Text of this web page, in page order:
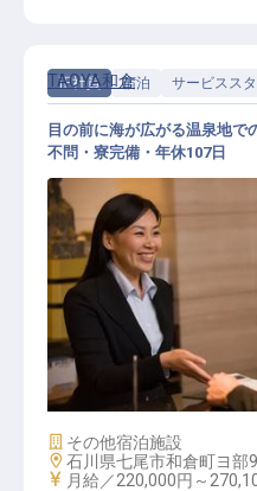
正社員 宿泊 サービスス
サービススタッフ /
TAOYA和倉
目の前に海が広がる温泉地で
不問・寮完備・年休107日
施設業態
その他宿泊施設
勤務地
石川県七尾市和倉町ヨ部
給与
月給／220,000円～